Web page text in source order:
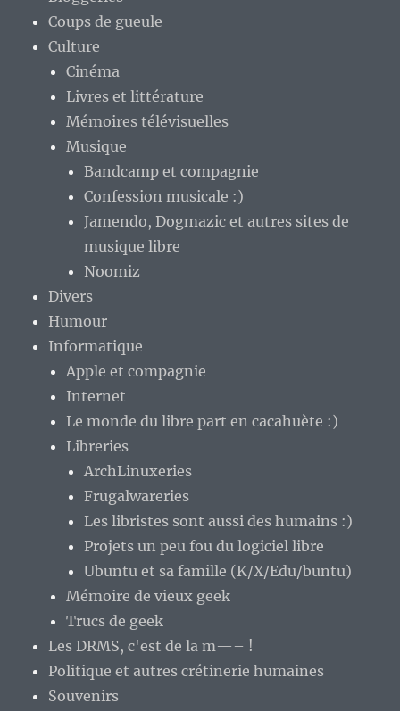
Coups de gueule
Culture
Cinéma
Livres et littérature
Mémoires télévisuelles
Musique
Bandcamp et compagnie
Confession musicale :)
Jamendo, Dogmazic et autres sites de
musique libre
Noomiz
Divers
Humour
Informatique
Apple et compagnie
Internet
Le monde du libre part en cacahuète :)
Libreries
ArchLinuxeries
Frugalwareries
Les libristes sont aussi des humains :)
Projets un peu fou du logiciel libre
Ubuntu et sa famille (K/X/Edu/buntu)
Mémoire de vieux geek
Trucs de geek
Les DRMS, c'est de la m—– !
Politique et autres crétinerie humaines
Souvenirs